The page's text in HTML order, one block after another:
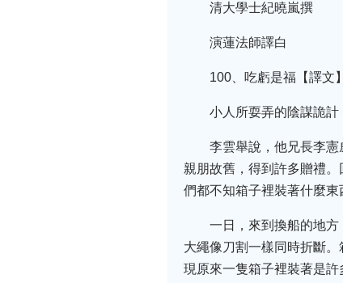
清大學士紀曉嵐撰
演蓮法師譯白
100、吃虧是福【譯文】
小人所耍弄的陰謀詭計
李雲舉說，他兄長李
親朋故舊，得到許多贈禮
們都不知箱子裡裝著什麼東
一日，來到換船的地
大繩像刀割一樣同時折斷
現原來一隻箱子裡裝著是